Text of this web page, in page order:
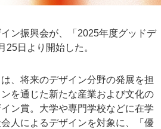
ン振興会が、「2025年度グッドデ
日より開始した。
、将来のデザイン分野の発展を担
を通じた新たな産業および文化の
ン賞。大学や専門学校などに在学
人によるデザインを対象に、「優